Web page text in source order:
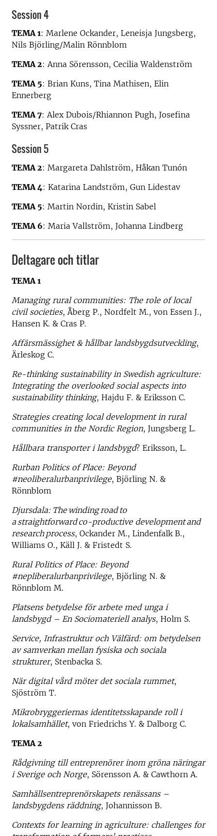
Session 4
TEMA 1: Marlene Ockander, Leneisja Jungsberg,
Nils Björling/Malin Rönnblom
TEMA 2: Anna Sörensson, Cecilia Waldenström
TEMA 5: Brian Kuns, Tina Mathisen, Elin
Ennerberg
TEMA 7: Alex Dubois/Rhiannon Pugh, Josefina
Syssner, Patrik Cras
Session 5
TEMA 2: Margareta Dahlström, Håkan Tunón
TEMA 4: Katarina Landström, Gun Lidestav
TEMA 5: Martin Nordin, Kristin Sabel
TEMA 6: Maria Vallström, Johanna Lindberg
Deltagare och titlar
TEMA 1
Managing rural communities: The role of local
civil societies, Åberg P., Nordfelt M., von Essen J.,
Hansen K. & Cras P.
Affärsmässighet & hållbar landsbygdsutveckling,
Ärleskog C.
Re-thinking sustainability in Swedish agriculture:
Integrating the overlooked social aspects into
sustainability thinking, Hajdu F. & Eriksson C.
Strategies creating local development in rural
communities in the Nordic Region, Jungsberg L.
Hållbara transporter i landsbygd? Eriksson, L.
RurbanPolitics of Place: Beyond
#neoliberalurbanprivilege, Björling N. &
Rönnblom
Djursdala: The winding road to
a straightforward co-productive development and
research process, Ockander M., Lindenfalk B.,
Williams O., Käll J. & Fristedt S.
Rural Politics of Place: Beyond
#nepliberalurbanprivilege, Björling N. &
Rönnblom M.
Platsens betydelse för arbete med unga i
landsbygd – En Sociomateriell analys, Holm S.
Service, Infrastruktur och Välfärd: om betydelsen
av samverkan mellan fysiska och sociala
strukturer, Stenbacka S.
När digital vård möter det sociala rummet,
Sjöström T.
Mikrobryggeriernas identitetsskapande roll i
lokalsamhället, von Friedrichs Y. & Dalborg C.
TEMA 2
Rådgivning till entreprenörer inom gröna näringar
i Sverige och Norge, Sörensson A. & Cawthorn A.
Samhällsentreprenörskapets renässans –
landsbygdens räddning, Johannisson B.
Contexts for learning in agriculture: challenges for